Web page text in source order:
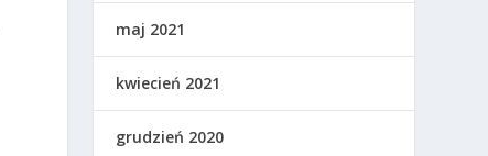
maj 2021
kwiecień 2021
grudzień 2020